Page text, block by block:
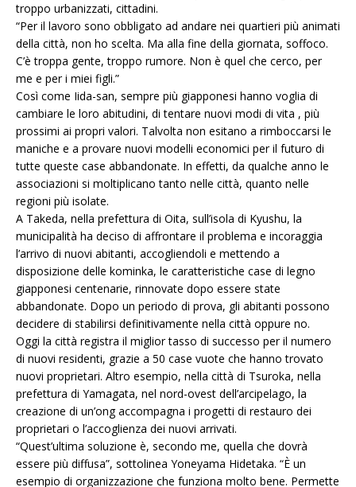
troppo urbanizzati, cittadini.
“Per il lavoro sono obbligato ad andare nei quartieri più animati
della città, non ho scelta. Ma alla fine della giornata, soffoco.
C’è troppa gente, troppo rumore. Non è quel che cerco, per
me e per i miei figli.”
Così come Iida-san, sempre più giapponesi hanno voglia di
cambiare le loro abitudini, di tentare nuovi modi di vita , più
prossimi ai propri valori. Talvolta non esitano a rimboccarsi le
maniche e a provare nuovi modelli economici per il futuro di
tutte queste case abbandonate. In effetti, da qualche anno le
associazioni si moltiplicano tanto nelle città, quanto nelle
regioni più isolate.
A Takeda, nella prefettura di Oita, sull’isola di Kyushu, la
municipalità ha deciso di affrontare il problema e incoraggia
l’arrivo di nuovi abitanti, accogliendoli e mettendo a
disposizione delle kominka, le caratteristiche case di legno
giapponesi centenarie, rinnovate dopo essere state
abbandonate. Dopo un periodo di prova, gli abitanti possono
decidere di stabilirsi definitivamente nella città oppure no.
Oggi la città registra il miglior tasso di successo per il numero
di nuovi residenti, grazie a 50 case vuote che hanno trovato
nuovi proprietari. Altro esempio, nella città di Tsuroka, nella
prefettura di Yamagata, nel nord-ovest dell’arcipelago, la
creazione di un’ong accompagna i progetti di restauro dei
proprietari o l’accoglienza dei nuovi arrivati.
“Quest’ultima soluzione è, secondo me, quella che dovrà
essere più diffusa”, sottolinea Yoneyama Hidetaka. “È un
esempio di organizzazione che funziona molto bene. Permette